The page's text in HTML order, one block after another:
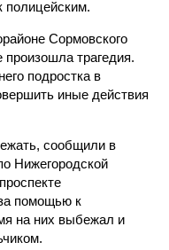
полицейским.
Сормовского
трагедия.
подростка в
иные действия
сообщили в
Нижегородской
помощью к
на них выбежал и